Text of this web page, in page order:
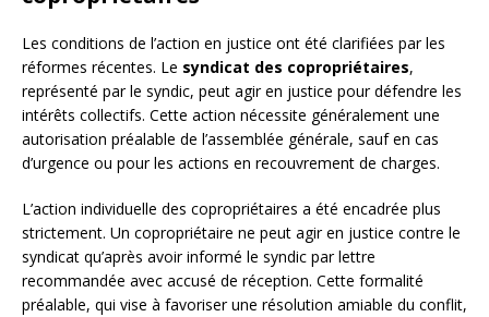
Les conditions de l’action en justice ont été clarifiées par les
réformes récentes. Le syndicat des copropriétaires,
représenté par le syndic, peut agir en justice pour défendre les
intérêts collectifs. Cette action nécessite généralement une
autorisation préalable de l’assemblée générale, sauf en cas
d’urgence ou pour les actions en recouvrement de charges.
L’action individuelle des copropriétaires a été encadrée plus
strictement. Un copropriétaire ne peut agir en justice contre le
syndicat qu’après avoir informé le syndic par lettre
recommandée avec accusé de réception. Cette formalité
préalable, qui vise à favoriser une résolution amiable du conflit,